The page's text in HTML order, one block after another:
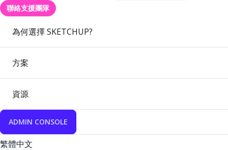
聯絡支援團隊
為何選擇 SKETCHUP?
方案
資源
ADMIN CONSOLE
繁體中文